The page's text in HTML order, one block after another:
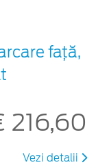
față,
216,60
Vezi detalii